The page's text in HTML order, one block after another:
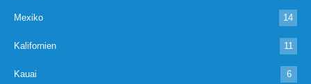
Mexiko 14
Kalifornien 11
Kauai 6